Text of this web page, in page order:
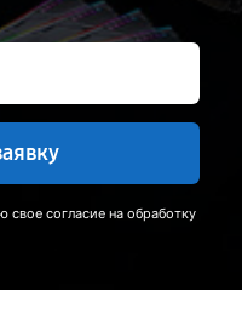
свое согласие на обработку